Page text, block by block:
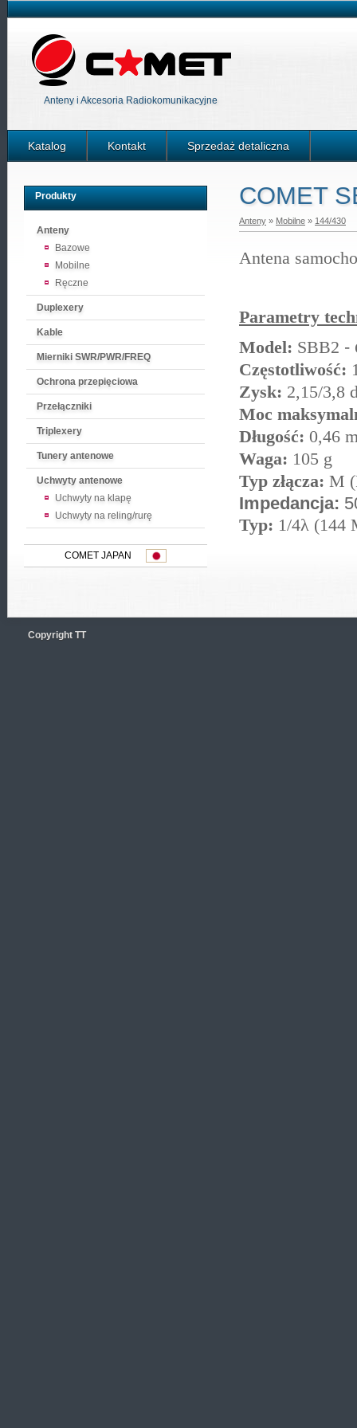
Anteny i Akcesoria Radiokomunikacyjne
Katalog Kontakt Sprzedaż detaliczna
Produkty
Anteny
Bazowe
Mobilne
Ręczne
Duplexery
Kable
Mierniki SWR/PWR/FREQ
Ochrona przepięciowa
Przełączniki
Triplexery
Tunery antenowe
Uchwyty antenowe
Uchwyty na klapę
Uchwyty na reling/rurę
COMET JAPAN
COMET
Anteny » Mobilne » 144/430
Antena
Parametry
Model: SBB2 -
Częstotliwość:
Zysk: 2,15/3,8
Moc
Długość: 0,46
Waga: 105 g
Typ złącza: M
Impedancja:
Typ: 1/4λ (144
Copyright TT